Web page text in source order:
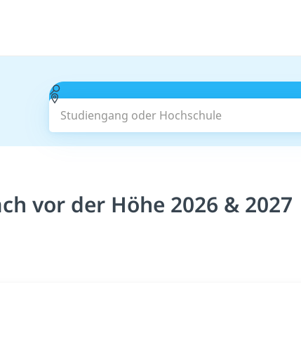
Studiengang oder Hochschule
vor der Höhe 2026 & 2027